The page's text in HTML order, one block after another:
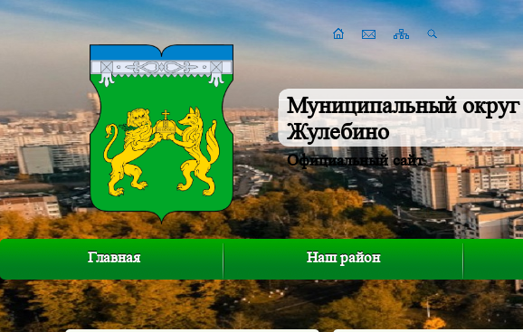
Муниципальный
Жулебино
Официальный сайт
Главная Наш район